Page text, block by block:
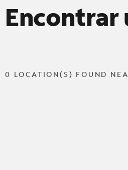
Encontrar
0 LOCATION(S) FOUND